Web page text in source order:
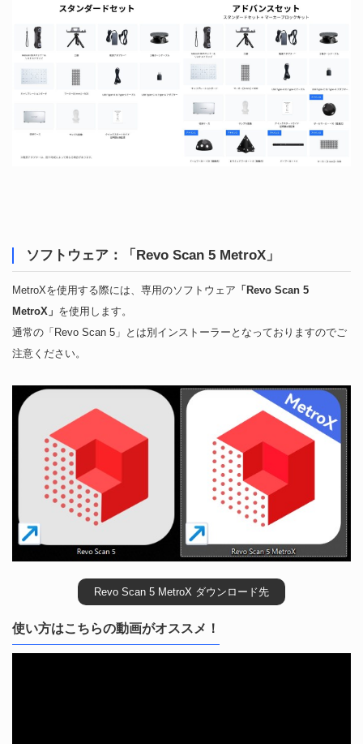
ソフトウェア：「Revo Scan 5 MetroX」
MetroXを使用する際には、専用のソフトウェア 「Revo Scan 5
MetroX」 を使用します。
通常の「Revo Scan 5」とは別インストーラーとなっておりますのでご
注意ください。
Revo Scan 5 MetroX ダウンロード先
使い方はこちらの動画がオススメ！